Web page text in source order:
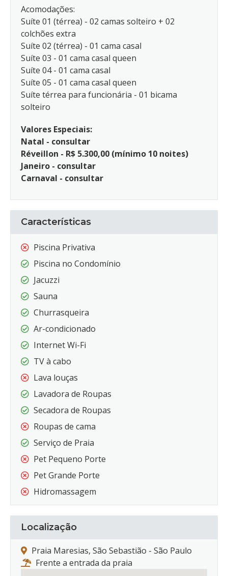
Acomodações:
Suíte 01 (térrea) - 02 camas solteiro + 02
colchões extra
Suíte 02 (térrea) - 01 cama casal
Suíte 03 - 01 cama casal queen
Suíte 04 - 01 cama casal
Suíte 05 - 01 cama casal queen
Suíte térrea para funcionária - 01 bicama
solteiro
Valores Especiais:
Natal - consultar
Réveillon - R$ 5.300,00 (mínimo 10 noites)
Janeiro - consultar
Carnaval - consultar
Características
Piscina Privativa
Piscina no Condomínio
Jacuzzi
Sauna
Churrasqueira
Ar-condicionado
Internet Wi-Fi
TV à cabo
Lava louças
Lavadora de Roupas
Secadora de Roupas
Roupas de cama
Serviço de Praia
Pet Pequeno Porte
Pet Grande Porte
Hidromassagem
Localização
Praia Maresias, São Sebastião - São Paulo
Frente a entrada da praia